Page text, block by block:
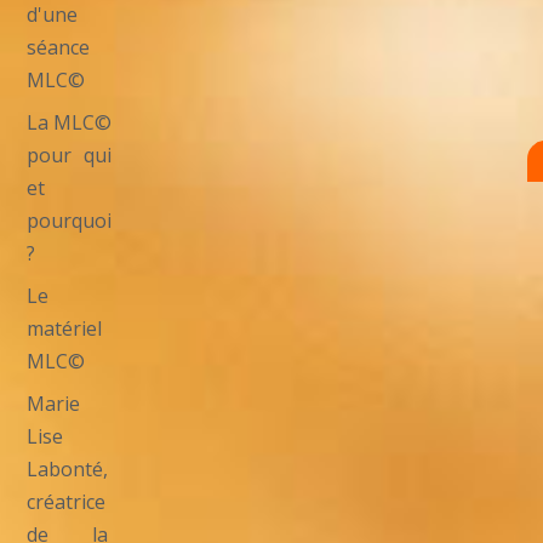
d'une
séance
MLC©
La MLC©
pour qui
et
pourquoi
?
Le
matériel
MLC©
Marie
Lise
Labonté,
créatrice
de la